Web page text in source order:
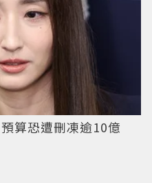
算恐遭刪凍逾10億